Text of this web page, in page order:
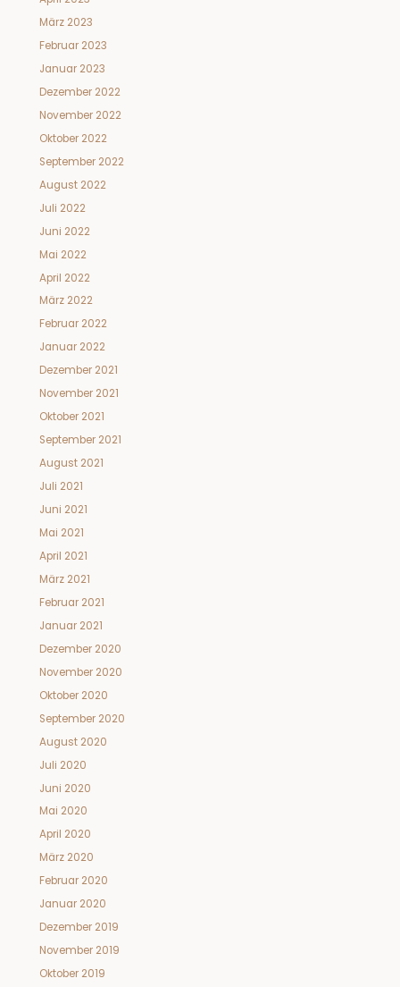
März 2023
Februar 2023
Januar 2023
Dezember 2022
November 2022
Oktober 2022
September 2022
August 2022
Juli 2022
Juni 2022
Mai 2022
April 2022
März 2022
Februar 2022
Januar 2022
Dezember 2021
November 2021
Oktober 2021
September 2021
August 2021
Juli 2021
Juni 2021
Mai 2021
April 2021
März 2021
Februar 2021
Januar 2021
Dezember 2020
November 2020
Oktober 2020
September 2020
August 2020
Juli 2020
Juni 2020
Mai 2020
April 2020
März 2020
Februar 2020
Januar 2020
Dezember 2019
November 2019
Oktober 2019